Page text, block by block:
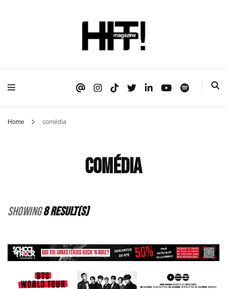
HIT!Magazine
Home comédia
comédia
Showing8 Result(s)